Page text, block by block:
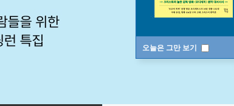
오늘은 그만 보기